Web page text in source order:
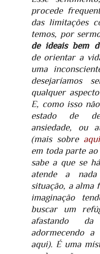
procede
das limitações
temos, por
de ideais bem
de orientar a
uma
desejaríamos
qualquer
E, como isso
estado de
ansiedade, ou
(mais sobre aqui
em toda parte
sabe a que se
atende a nada
situação, a alma
imaginação
buscar um
afastando
adormecendo
aqui). É uma